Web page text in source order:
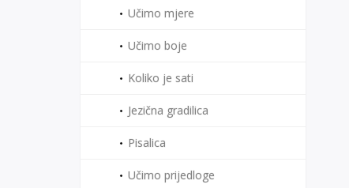
Učimo mjere
Učimo boje
Koliko je sati
Jezična gradilica
Pisalica
Učimo prijedloge